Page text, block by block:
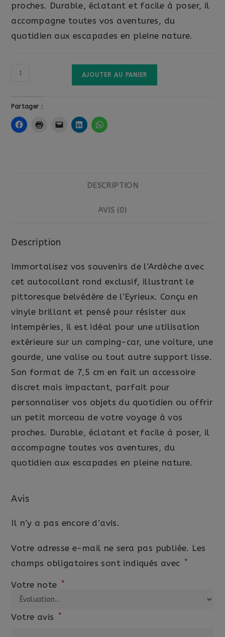
proches. Durable, éclatant et facile à poser, il
accompagne toutes vos aventures, du
quotidien aux escapades en pleine nature.
AJOUTER AU PANIER
Partager :
DESCRIPTION
AVIS (0)
Description
Immortalisez vos souvenirs de l’Ardèche avec
cet autocollant rond exclusif, illustrant le
pittoresque belvédère de l’Eyrieux. Conçu en
vinyle brillant et pensé pour résister aux
intempéries, il est idéal pour une utilisation
extérieure sur un camping-car, une voiture, une
gourde, une valise ou tout autre support lisse.
Son format de 7,5 cm en fait un accessoire
discret mais impactant, parfait pour
personnaliser vos objets du quotidien ou offrir
un petit morceau de votre voyage à vos
proches. Durable, éclatant et facile à poser, il
accompagne toutes vos aventures, du
quotidien aux escapades en pleine nature.
Avis
Il n’y a pas encore d’avis.
Votre adresse e-mail ne sera pas publiée. Les
champs obligatoires sont indiqués avec *
Votre note *
Votre avis *